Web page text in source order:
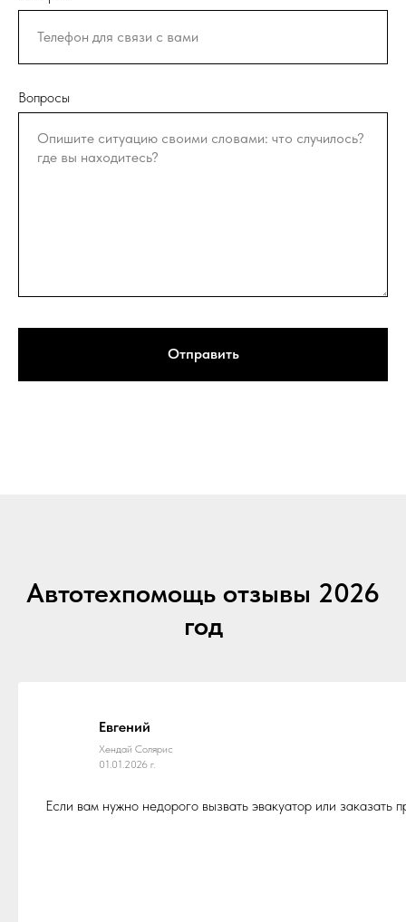
Вопросы
Отправить
Автотехпомощь отзывы 2026
год
Евгений
Хендай Солярис
01.01.2026 г.
Если вам нужно недорого вызвать эвакуатор или